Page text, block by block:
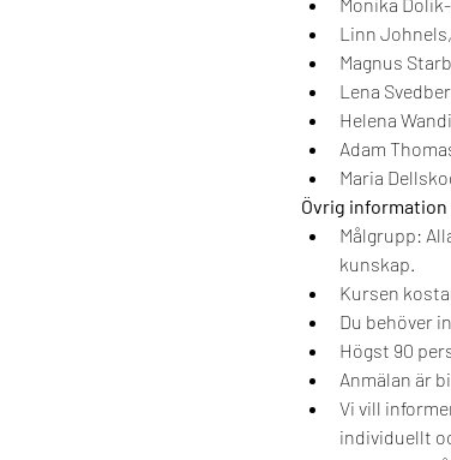
Linn
Magnus
Lena
Helena
Adam
Maria
Övrig information
Målgrupp:
kunskap.
Kursen
Du behöver
Högst 90
Anmälan är
Vi vill
individuellt